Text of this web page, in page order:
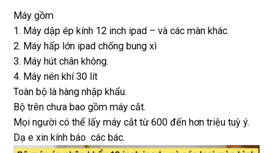
Máy gồm
1. Máy dập ép kính 12 inch ipad – và các màn khác.
2. Máy hấp lớn ipad chống bung xì
3. Máy hút chân không.
4. Máy nén khí 30 lít
Toàn bộ là hàng nhập khẩu.
Bộ trên chưa bao gồm máy cắt.
Mọi người có thể lấy máy cắt từ 600 đến hơn triệu tuỳ ý.
Dạ e xin kính báo các bác.